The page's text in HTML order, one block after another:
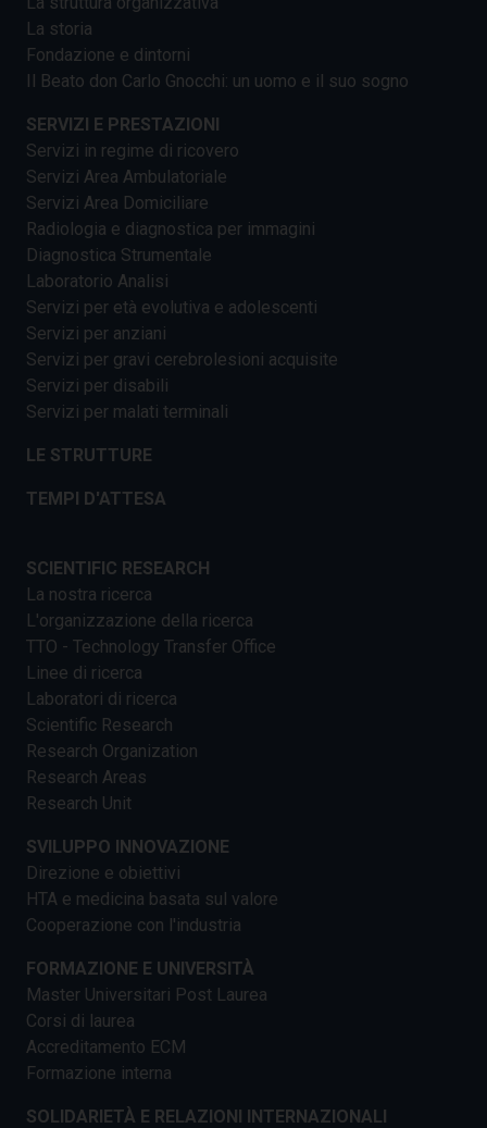
La storia
Fondazione e dintorni
Il Beato don Carlo Gnocchi: un uomo e il suo sogno
SERVIZI E PRESTAZIONI
Servizi in regime di ricovero
Servizi Area Ambulatoriale
Servizi Area Domiciliare
Radiologia e diagnostica per immagini
Diagnostica Strumentale
Laboratorio Analisi
Servizi per età evolutiva e adolescenti
Servizi per anziani
Servizi per gravi cerebrolesioni acquisite
Servizi per disabili
Servizi per malati terminali
LE STRUTTURE
TEMPI D'ATTESA
SCIENTIFIC RESEARCH
La nostra ricerca
L'organizzazione della ricerca
TTO - Technology Transfer Office
Linee di ricerca
Laboratori di ricerca
Scientific Research
Research Organization
Research Areas
Research Unit
SVILUPPO INNOVAZIONE
Direzione e obiettivi
HTA e medicina basata sul valore
Cooperazione con l'industria
FORMAZIONE E UNIVERSITÀ
Master Universitari Post Laurea
Corsi di laurea
Accreditamento ECM
Formazione interna
SOLIDARIETÀ E RELAZIONI INTERNAZIONALI